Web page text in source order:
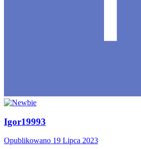
Igor19993
Opublikowano 19 Lipca 2023